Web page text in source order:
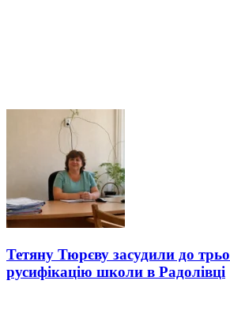
Тетяну Тюрєву засудили до
русифікацію школи в Радолівці